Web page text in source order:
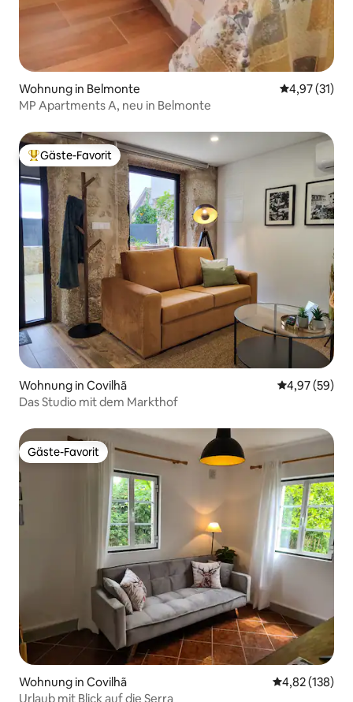
Wohnung in Belmonte
4,97 (31)
MP Apartments A, neu in Belmonte
Beliebter Gäste-Favorit.
Gäste-Favorit
Wohnung in Covilhã
4,97 (59)
Das Studio mit dem Markthof
Gäste-Favorit
Gäste-Favorit
Wohnung in Covilhã
4,82 (138)
Urlaub mit Blick auf die Serra